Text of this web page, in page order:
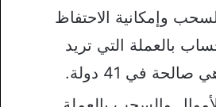
وإمكانية الاحتفاظ
بالعملة التي تريد
في 41 دولة.